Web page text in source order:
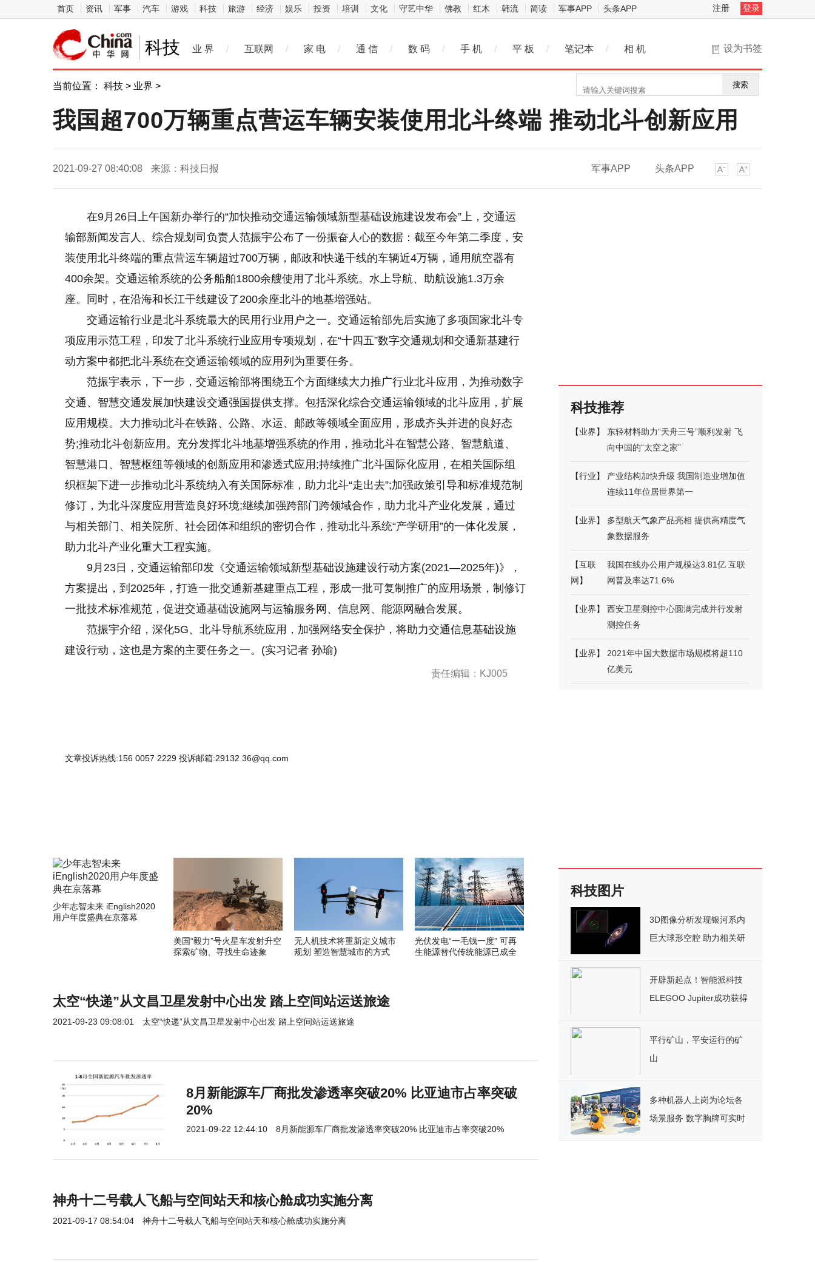
首页 资讯 军事 汽车 游戏 科技 旅游 经济 娱乐 投资 培训 文化 守艺中华 佛教 红木 韩流 简读 军事APP 头条APP 注册 登录
科技 设为书签
业 界 / 互联网 / 家 电 / 通 信 / 数 码 / 手 机 / 平 板 / 笔记本 / 相 机
当前位置： 科技 > 业界 > 搜索
我国超700万辆重点营运车辆安装使用北斗终端 推动北斗创新应用
2021-09-27 08:40:08 来源：科技日报 军事APP 头条APP
在9月26日上午国新办举行的“加快推动交通运输领域新型基础设施建设发布会”上，交通运
输部新闻发言人、综合规划司负责人范振宇公布了一份振奋人心的数据：截至今年第二季度，安
装使用北斗终端的重点营运车辆超过700万辆，邮政和快递干线的车辆近4万辆，通用航空器有
400余架。交通运输系统的公务船舶1800余艘使用了北斗系统。水上导航、助航设施1.3万余
座。同时，在沿海和长江干线建设了200余座北斗的地基增强站。
交通运输行业是北斗系统最大的民用行业用户之一。交通运输部先后实施了多项国家北斗专
项应用示范工程，印发了北斗系统行业应用专项规划，在“十四五”数字交通规划和交通新基建行
动方案中都把北斗系统在交通运输领域的应用列为重要任务。
范振宇表示，下一步，交通运输部将围绕五个方面继续大力推广行业北斗应用，为推动数字
交通、智慧交通发展加快建设交通强国提供支撑。包括深化综合交通运输领域的北斗应用，扩展
应用规模。大力推动北斗在铁路、公路、水运、邮政等领域全面应用，形成齐头并进的良好态
势;推动北斗创新应用。充分发挥北斗地基增强系统的作用，推动北斗在智慧公路、智慧航道、
智慧港口、智慧枢纽等领域的创新应用和渗透式应用;持续推广北斗国际化应用，在相关国际组
织框架下进一步推动北斗系统纳入有关国际标准，助力北斗“走出去”;加强政策引导和标准规范制
修订，为北斗深度应用营造良好环境;继续加强跨部门跨领域合作，助力北斗产业化发展，通过
与相关部门、相关院所、社会团体和组织的密切合作，推动北斗系统“产学研用”的一体化发展，
助力北斗产业化重大工程实施。
9月23日，交通运输部印发《交通运输领域新型基础设施建设行动方案(2021—2025年)》，
方案提出，到2025年，打造一批交通新基建重点工程，形成一批可复制推广的应用场景，制修订
一批技术标准规范，促进交通基础设施网与运输服务网、信息网、能源网融合发展。
范振宇介绍，深化5G、北斗导航系统应用，加强网络安全保护，将助力交通信息基础设施
建设行动，这也是方案的主要任务之一。(实习记者 孙瑜)
责任编辑：KJ005
文章投诉热线:156 0057 2229 投诉邮箱:29132 36@qq.com
少年志智未来 iEnglish2020
用户年度盛典在京落幕
美国“毅力”号火星车发射升空
探索矿物、寻找生命迹象
无人机技术将重新定义城市
规划 塑造智慧城市的方式
光伏发电“一毛钱一度” 可再
生能源替代传统能源已成全
太空“快递”从文昌卫星发射中心出发 踏上空间站运送旅途
2021-09-23 09:08:01 太空“快递”从文昌卫星发射中心出发 踏上空间站运送旅途
8月新能源车厂商批发渗透率突破20% 比亚迪市占率突破
20%
2021-09-22 12:44:10 8月新能源车厂商批发渗透率突破20% 比亚迪市占率突破20%
神舟十二号载人飞船与空间站天和核心舱成功实施分离
2021-09-17 08:54:04 神舟十二号载人飞船与空间站天和核心舱成功实施分离
科技推荐
【业界】
东轻材料助力“天舟三号”顺利发射 飞
向中国的“太空之家”
【行业】
产业结构加快升级 我国制造业增加值
连续11年位居世界第一
【业界】
多型航天气象产品亮相 提供高精度气
象数据服务
【互联
网 】
我国在线办公用户规模达3.81亿 互联
网普及率达71.6%
【业界】
西安卫星测控中心圆满完成并行发射
测控任务
【业界】
2021年中国大数据市场规模将超110
亿美元
科技图片
3D图像分析发现银河系内
巨大球形空腔 助力相关研
开辟新起点！智能派科技
ELEGOO Jupiter成功获得
平行矿山，平安运行的矿
山
多种机器人上岗为论坛各
场景服务 数字胸牌可实时